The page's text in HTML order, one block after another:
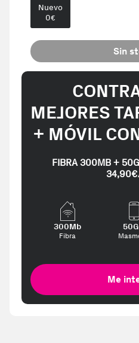
Nuevo
0€
Sin
MEJORES
+ MÓVIL
FIBRA 300MB +
300Mb
Fibra
Me